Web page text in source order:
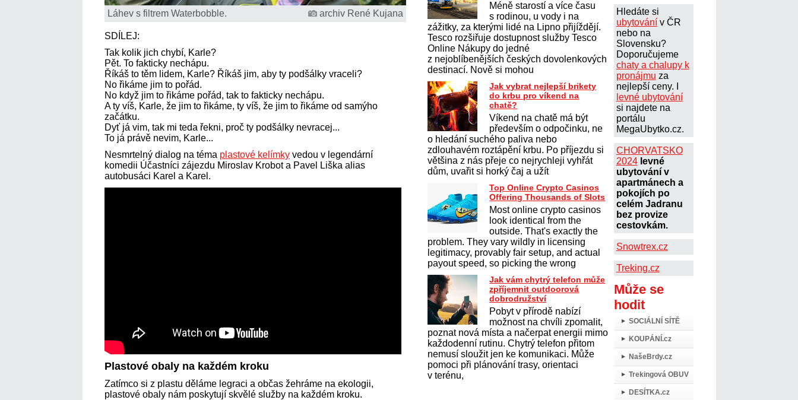
Láhev s filtrem Waterbobble. archiv René Kujana
SDÍLEJ:
Tak kolik jich chybí, Karle?
Pět. To fakticky nechápu.
Říkáš to těm lidem, Karle? Říkáš jim, aby ty podšálky vraceli?
No řikáme jim to pořád.
No když jim to řikáme pořád, tak to fakticky nechápu.
A ty víš, Karle, že jim to řikáme, ty víš, že jim to řikáme od samýho
začátku.
Dyť já vim, tak mi teda řekni, proč ty podšálky nevracej...
To já právě nevim, Karle...
Nesmrtelný dialog na téma plastové kelímky vedou v legendární
komedii Účastníci zájezdu Miroslav Krobot a Pavel Liška alias
autobusáci Karel a Karel.
Plastové obaly na každém kroku
Zatímco si z plastu děláme legraci a občas žehráme na ekologii,
plastové obaly nám poskytují skvělé služby na každém kroku.
Hledáte si
ubytovánív ČR
nebo na
Slovensku?
Doporučujeme
chaty a chalupy k
pronájmu za
nejlepší ceny. I
levné ubytování
si najdete na
portálu
MegaUbytko.cz.
CHORVATSKO
2024 levné
ubytování v
apartmánech a
pokojích po
celém Jadranu
bez provize
cestovkám.
Snowtrex.cz
Treking.cz
Může se
hodit
SOCIÁLNÍ SÍTĚ
KOUPÁNÍ.cz
NašeBrdy.cz
Trekingová OBUV
DESÍTKA.cz
Méně starostí a více času
s rodinou, u vody i na
zážitky, za kterými lidé na Lipno přijíždějí.
Tesco rozšiřuje dostupnost služby Tesco
Online Nákupy do jedné
z nejoblíbenějších českých dovolenkových
destinací. Nově si mohou
Jak vybrat nejlepší brikety
do krbu pro víkend na
chatě?
Víkend na chatě má být
především o odpočinku, ne
o hledání suchého paliva nebo
zdlouhavém roztápění krbu. Po příjezdu si
většina z nás přeje co nejrychleji vyhřát
dům, uvařit si horký čaj a užít
Top Online Crypto Casinos
Offering Thousands of Slots
Most online crypto casinos
look identical from the
outside. That's exactly the
problem. They vary wildly in licensing
legitimacy, provably fair setup, and actual
payout speed, so picking the wrong
Jak vám chytrý telefon může
zpříjemnit outdoorová
dobrodružství
Pobyt v přírodě nabízí
možnost na chvíli zpomalit,
poznat nová místa a načerpat energii mimo
každodenní rutinu. Chytrý telefon přitom
nemusí sloužit jen ke komunikaci. Může
pomoci při plánování trasy, orientaci
v terénu,